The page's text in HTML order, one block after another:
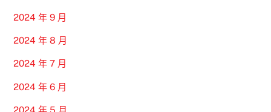
2024 年 9 月
2024 年 8 月
2024 年 7 月
2024 年 6 月
2024 年 5 月